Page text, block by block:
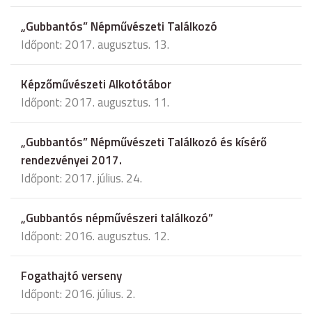
„Gubbantós” Népművészeti Találkozó
Időpont: 2017. augusztus. 13.
Képzőművészeti Alkotótábor
Időpont: 2017. augusztus. 11.
„Gubbantós” Népművészeti Találkozó és kísérő
rendezvényei 2017.
Időpont: 2017. július. 24.
„Gubbantós népművészeri találkozó”
Időpont: 2016. augusztus. 12.
Fogathajtó verseny
Időpont: 2016. július. 2.